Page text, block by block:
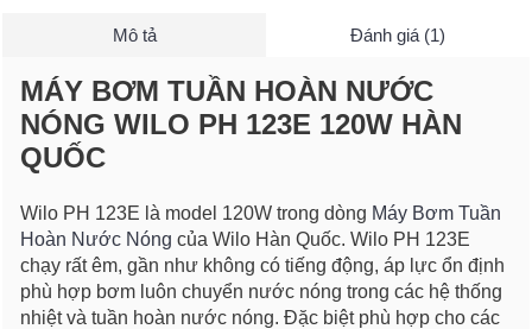
Mô tả Đánh giá (1)
MÁY BƠM TUẦN HOÀN NƯỚC
NÓNG WILO PH 123E 120W HÀN
QUỐC
Wilo PH 123E là model 120W trong dòng Máy Bơm Tuần
Hoàn Nước Nóng của Wilo Hàn Quốc. Wilo PH 123E
chạy rất êm, gần như không có tiếng động, áp lực ổn định
phù hợp bơm luôn chuyển nước nóng trong các hệ thống
nhiệt và tuần hoàn nước nóng. Đặc biệt phù hợp cho các